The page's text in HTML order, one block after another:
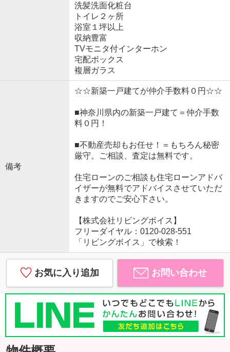
洗髪洗面化粧台
トイレ２ヶ所
浴室１坪以上
収納豊富
TVモニタ付インターホン
宅配ボックス
複層ガラス
備考
☆☆新築一戸建てが仲介手数料０円☆☆
■神奈川県内の新築一戸建て＝仲介手数
料０円！
■不動産売却もお任せ！＝もちろん秘密
厳守。ご相談、査定は無料です。
住宅ローンのご相談も住宅ローンアドバ
イザーが無料でアドバイスさせていただ
きますのでご安心下さい。
【株式会社リビングボイス】
フリーダイヤル：0120-028-551
「リビングボイス」で検索！
お気に入り追加 お問い合わせ